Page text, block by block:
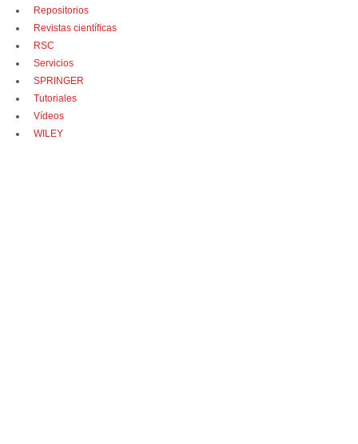
Repositorios
Revistas científicas
RSC
Servicios
SPRINGER
Tutoriales
Vídeos
WILEY